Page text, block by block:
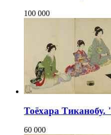
100 000
Тоёхара
60 000